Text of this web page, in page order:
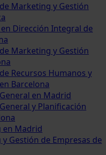
Marketing y Gestión
Dirección Integral de
Marketing y Gestión
Recursos Humanos y
Barcelona
en Madrid
y Planificación
en Madrid
Gestión de Empresas de